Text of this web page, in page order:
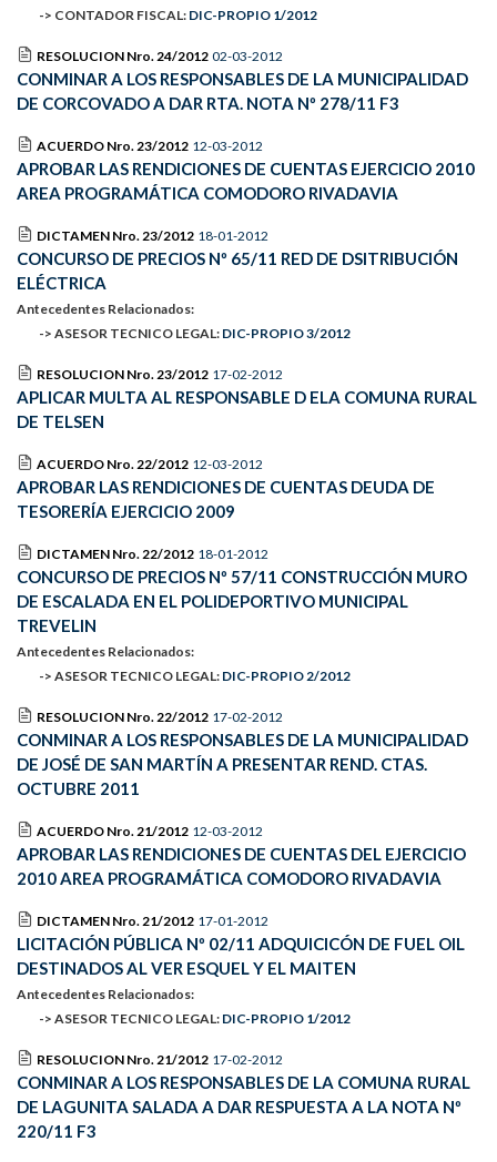
-> CONTADOR FISCAL: DIC-PROPIO 1/2012
RESOLUCION Nro. 24/2012 02-03-2012
CONMINAR A LOS RESPONSABLES DE LA MUNICIPALIDAD
DE CORCOVADO A DAR RTA. NOTA Nº 278/11 F3
ACUERDO Nro. 23/2012 12-03-2012
APROBAR LAS RENDICIONES DE CUENTAS EJERCICIO 2010
AREA PROGRAMÁTICA COMODORO RIVADAVIA
DICTAMEN Nro. 23/2012 18-01-2012
CONCURSO DE PRECIOS Nº 65/11 RED DE DSITRIBUCIÓN
ELÉCTRICA
Antecedentes Relacionados:
-> ASESOR TECNICO LEGAL: DIC-PROPIO 3/2012
RESOLUCION Nro. 23/2012 17-02-2012
APLICAR MULTA AL RESPONSABLE D ELA COMUNA RURAL
DE TELSEN
ACUERDO Nro. 22/2012 12-03-2012
APROBAR LAS RENDICIONES DE CUENTAS DEUDA DE
TESORERÍA EJERCICIO 2009
DICTAMEN Nro. 22/2012 18-01-2012
CONCURSO DE PRECIOS Nº 57/11 CONSTRUCCIÓN MURO
DE ESCALADA EN EL POLIDEPORTIVO MUNICIPAL
TREVELIN
Antecedentes Relacionados:
-> ASESOR TECNICO LEGAL: DIC-PROPIO 2/2012
RESOLUCION Nro. 22/2012 17-02-2012
CONMINAR A LOS RESPONSABLES DE LA MUNICIPALIDAD
DE JOSÉ DE SAN MARTÍN A PRESENTAR REND. CTAS.
OCTUBRE 2011
ACUERDO Nro. 21/2012 12-03-2012
APROBAR LAS RENDICIONES DE CUENTAS DEL EJERCICIO
2010 AREA PROGRAMÁTICA COMODORO RIVADAVIA
DICTAMEN Nro. 21/2012 17-01-2012
LICITACIÓN PÚBLICA Nº 02/11 ADQUICICÓN DE FUEL OIL
DESTINADOS AL VER ESQUEL Y EL MAITEN
Antecedentes Relacionados:
-> ASESOR TECNICO LEGAL: DIC-PROPIO 1/2012
RESOLUCION Nro. 21/2012 17-02-2012
CONMINAR A LOS RESPONSABLES DE LA COMUNA RURAL
DE LAGUNITA SALADA A DAR RESPUESTA A LA NOTA Nº
220/11 F3